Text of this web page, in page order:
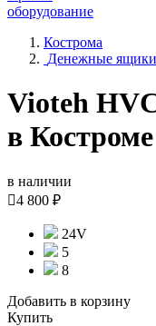
оборудование
Кострома
Денежные ящики
Vioteh
в Костроме
в наличии
4 800 ₽
24V
5
8
Добавить в корзину
Купить